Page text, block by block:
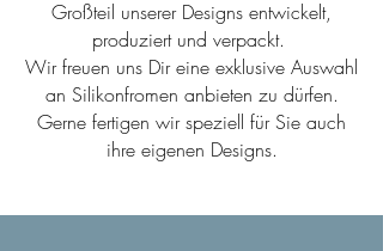
Großteil unserer Designs entwickelt,
produziert und verpackt.
Wir freuen uns Dir eine exklusive Auswahl
an Silikonfromen anbieten zu dürfen.
Gerne fertigen wir speziell für Sie auch
ihre eigenen Designs.